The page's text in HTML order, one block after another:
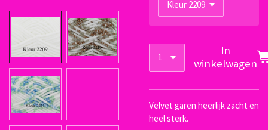
In
winkelwagen
Velvet garen heerlijk zacht en
heel sterk.